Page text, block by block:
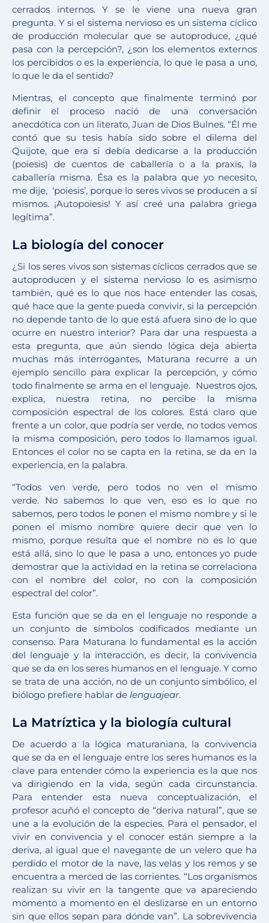
cerrados internos. Y se le viene una nueva gran
pregunta. Y si el sistema nervioso es un sistema cíclico
de producción molecular que se autoproduce, ¿qué
pasa con la percepción?, ¿son los elementos externos
los percibidos o es la experiencia, lo que le pasa a uno,
lo que le da el sentido?
Mientras, el concepto que finalmente terminó por
definir el proceso nació de una conversación
anecdótica con un literato, Juan de Dios Bulnes. “Él me
contó que su tesis había sido sobre el dilema del
Quijote, que era si debía dedicarse a la producción
(poiesis) de cuentos de caballería o a la praxis, la
caballería misma. Ésa es la palabra que yo necesito,
me dije, ‘poiesis’, porque lo seres vivos se producen a sí
mismos. ¡Autopoiesis! Y así creé una palabra griega
legítima”.
La biología del conocer
¿Si los seres vivos son sistemas cíclicos cerrados que se
autoproducen y el sistema nervioso lo es asimismo
también, qué es lo que nos hace entender las cosas,
qué hace que la gente pueda convivir, si la percepción
no depende tanto de lo que está afuera sino de lo que
ocurre en nuestro interior? Para dar una respuesta a
esta pregunta, que aún siendo lógica deja abierta
muchas más interrogantes, Maturana recurre a un
ejemplo sencillo para explicar la percepción, y cómo
todo finalmente se arma en el lenguaje. Nuestros ojos,
explica, nuestra retina, no percibe la misma
composición espectral de los colores. Está claro que
frente a un color, que podría ser verde, no todos vemos
la misma composición, pero todos lo llamamos igual.
Entonces el color no se capta en la retina, se da en la
experiencia, en la palabra.
“Todos ven verde, pero todos no ven el mismo
verde. No sabemos lo que ven, eso es lo que no
sabemos, pero todos le ponen el mismo nombre y si le
ponen el mismo nombre quiere decir que ven lo
mismo, porque resulta que el nombre no es lo que
está allá, sino lo que le pasa a uno, entonces yo pude
demostrar que la actividad en la retina se correlaciona
con el nombre del color, no con la composición
espectral del color”.
Esta función que se da en el lenguaje no responde a
un conjunto de símbolos codificados mediante un
consenso. Para Maturana lo fundamental es la acción
del lenguaje y la interacción, es decir, la convivencia
que se da en los seres humanos en el lenguaje. Y como
se trata de una acción, no de un conjunto simbólico, el
biólogo prefiere hablar de lenguajear.
La Matríztica y la biología cultural
De acuerdo a la lógica maturaniana, la convivencia
que se da en el lenguaje entre los seres humanos es la
clave para entender cómo la experiencia es la que nos
va dirigiendo en la vida, según cada circunstancia.
Para entender esta nueva conceptualización, el
profesor acuñó el concepto de “deriva natural”, que se
une a la evolución de la especies. Para el pensador, el
vivir en convivencia y el conocer están siempre a la
deriva, al igual que el navegante de un velero que ha
perdido el motor de la nave, las velas y los remos y se
encuentra a merced de las corrientes. “Los organismos
realizan su vivir en la tangente que va apareciendo
momento a momento en el deslizarse en un entorno
sin que ellos sepan para dónde van”. La sobrevivencia